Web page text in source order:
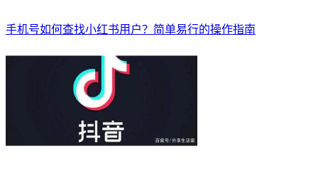
手机号如何查找小红书用户？简单易行的操作指南